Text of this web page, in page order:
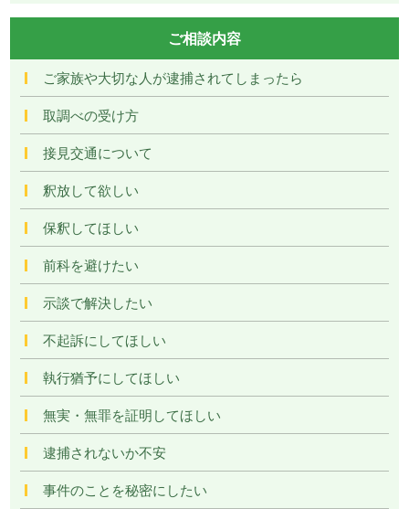
ご相談内容
ご家族や大切な人が逮捕されてしまったら
取調べの受け方
接見交通について
釈放して欲しい
保釈してほしい
前科を避けたい
示談で解決したい
不起訴にしてほしい
執行猶予にしてほしい
無実・無罪を証明してほしい
逮捕されないか不安
事件のことを秘密にしたい